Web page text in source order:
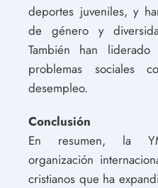
deportes juveniles, y
de género y
También han
problemas sociales
desempleo.
Conclusión
En resumen, la
organización
cristianos que ha